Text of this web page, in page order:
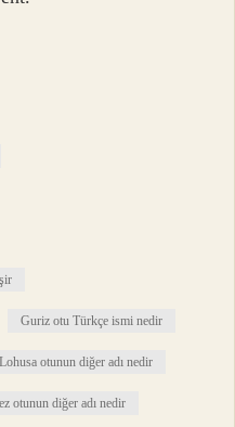
Guriz otu Türkçe ismi nedir
Lohusa otunun diğer adı nedir
otunun diğer adı nedir